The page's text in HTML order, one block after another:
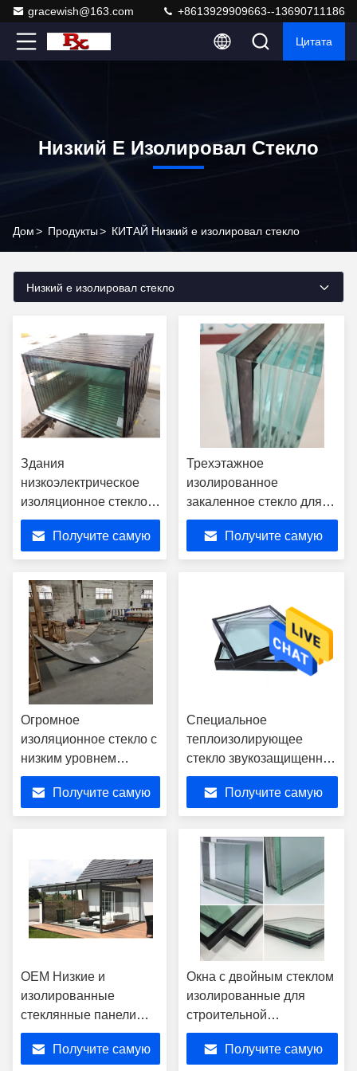
gracewish@163.com +8613929909663--13690711186
Цитата
Низкий E Изолировал Стекло
Дом> Продукты> КИТАЙ Низкий e изолировал стекло
Низкий e изолировал стекло
Здания
низкоэлектрическое
изоляционное стекло
двойной
изоляционный
стеклянный блок
Получите самую
Трехэтажное
изолированное
закаленное стекло для
дверей или окон
Получите самую
Огромное
изоляционное стекло с
низким уровнем
изоляции
Получите самую
Специальное
теплоизолирующее
стекло звукозащищенное
окно 6 8 10 12 мм
Получите самую
OEM Низкие и
изолированные
стеклянные панели
Край шлифования для
окна и стены
Получите самую
Окна с двойным стеклом
изолированные для
строительной
недвижимости
Получите самую